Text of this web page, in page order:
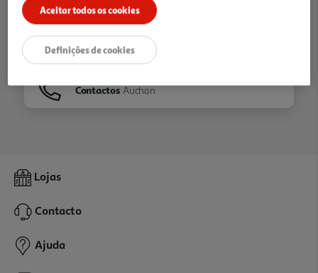
Folhetos
Contactos Auchan
Lojas
Contacto
Ajuda
Aceitar todos os cookies
Definições de cookies